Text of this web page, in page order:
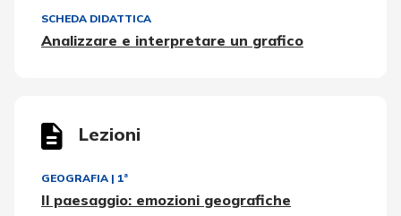
SCHEDA DIDATTICA
Analizzare e interpretare un grafico
Lezioni
GEOGRAFIA | 1ª
Il paesaggio: emozioni geografiche